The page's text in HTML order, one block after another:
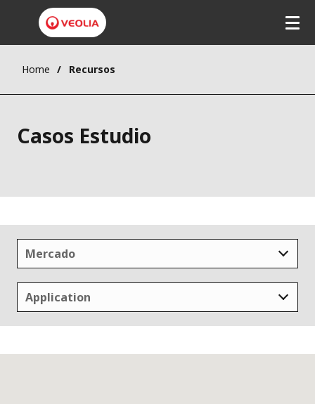
contenido
principal
Home Recursos
Casos Estudio
Mercado
Application